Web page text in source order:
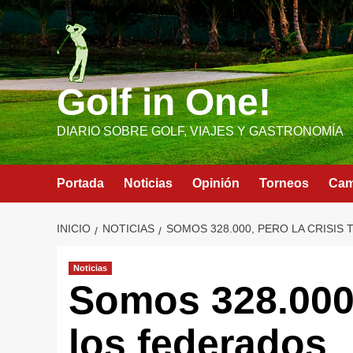
Saltar
al
contenido
Golf in One!
DIARIO SOBRE GOLF, VIAJES Y GASTRONOMÍA
Portada Noticias Opinión Torneos
INICIO NOTICIAS SOMOS 328.000, PERO LA CRISIS
Noticias
Somos
los federados